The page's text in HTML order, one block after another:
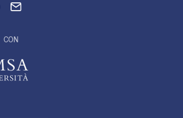
X (Twitter)su WhatsApp
Invia via email